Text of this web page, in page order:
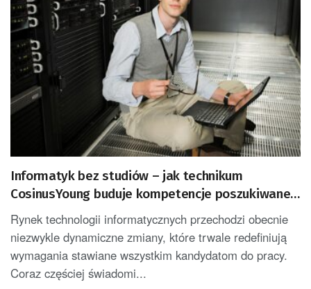
Informatyk bez studiów – jak technikum
CosinusYoung buduje kompetencje poszukiwane
na rynku
Rynek technologii informatycznych przechodzi obecnie
niezwykle dynamiczne zmiany, które trwale redefiniują
wymagania stawiane wszystkim kandydatom do pracy.
Coraz częściej świadomi...